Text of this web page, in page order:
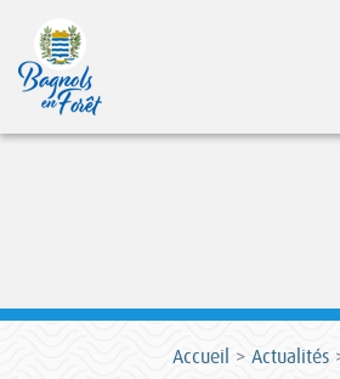
Accueil Actualités